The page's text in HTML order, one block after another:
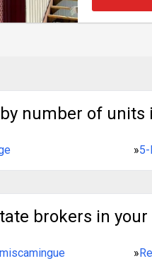
number of units
»
brokers in your
»